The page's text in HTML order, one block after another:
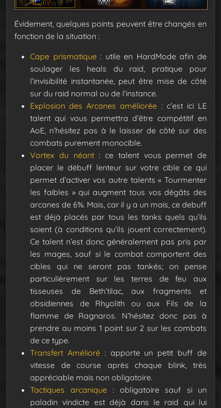
Évidement, quelques points peuvent être changés en
fonction de la situation :
Cape prismatique: utile en HardMode afin de
soulager les heals du raid, pratique pour
l’invisibilité instantanée, peut être mise de côté
sur du raid normal ou de l’instance.
Explosion des Arcanes améliorée : c’est ici LE
talent qui vous permettra d’être compétitif en
AoE, n’hésitez pas à le laisser de côté sur des
combats purement monocible.
Vortex du néant: ce talent vous permet de
placer le débuff lenteur sur votre cible ce qui
permet d’activer vos autre talents « Tourmenter
les faibles » qui augment tous vos dégâts des
arcanes de 6%. Mais, car il y a un mais, ce debuff
est déjà placés par tous les tanks quels qu’ils
soient (à conditions qu’ils jouent correctement).
Ce talent n’est donc généralement pas pris par
les mages, sauf si le combat comportent des
cibles qui ne seront pas tankés; on pense
particulièrement sur les terres de feu aux
tisseuses de Beth’tilac, aux fragments et
obsidiennes de Rhyolith ou aux Fils de la
flamme de Ragnaros. N’hésitez donc pas à
prendre au moins 1 point sur 2 sur les combats
de ce type.
Transfert Amélioré: apporte un petit buff de
vitesse de course après chaque blink, très
appréciable mais non obligatoire.
Tactiques arcanique: obligatoire sauf si un
paladin vindicte est déjà dans le raid qui lui